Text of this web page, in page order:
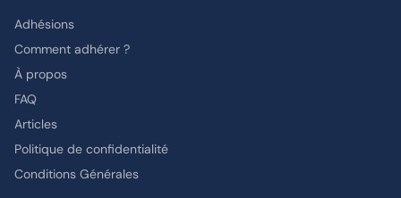
Adhésions
Comment adhérer ?
À propos
FAQ
Articles
Politique de confidentialité
Conditions Générales